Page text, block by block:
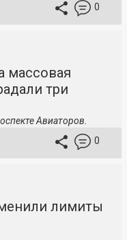
0
массовая
три
Авиаторов.
0
лимиты